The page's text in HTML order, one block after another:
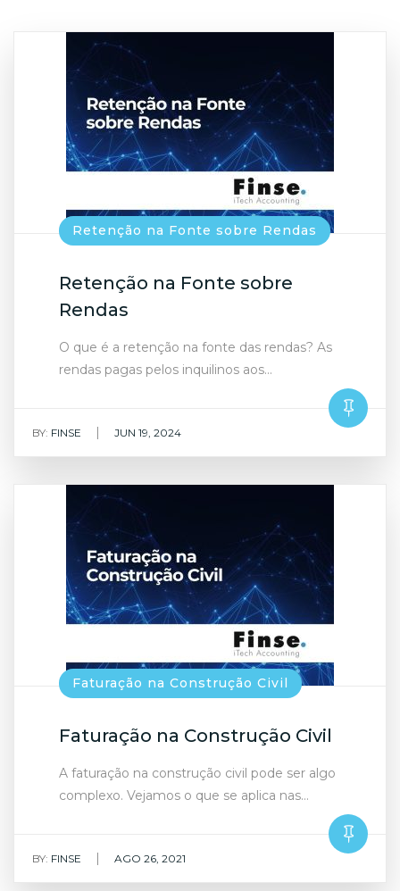
Retenção na Fonte sobre Rendas
Retenção na Fonte sobre
Rendas
O que é a retenção na fonte das rendas? As
rendas pagas pelos inquilinos aos…
BY: FINSE | JUN 19, 2024
Faturação na Construção Civil
Faturação na Construção Civil
A faturação na construção civil pode ser algo
complexo. Vejamos o que se aplica nas…
BY: FINSE | AGO 26, 2021